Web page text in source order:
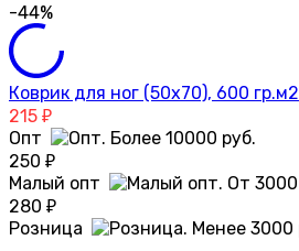
-44%
Коврик для ног (50х70), 600 гр.м2
215 ₽
Опт
250 ₽
Малый опт
280 ₽
Розница